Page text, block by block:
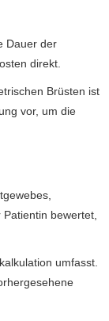
Dauer der
direkt.
Brüsten ist
vor, um die
bewertet,
umfasst.